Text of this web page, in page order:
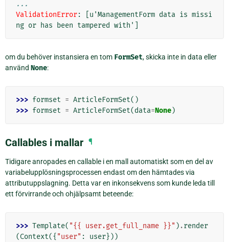
...
ValidationError:
[u'ManagementForm data is missi
ng or has been tampered with']
om du behöver instansiera en tom FormSet, skicka inte in data eller
använd None:
>>> formset = ArticleFormSet()
>>> formset = ArticleFormSet(data=None)
Callables i mallar ¶
Tidigare anropades en callable i en mall automatiskt som en del av
variabelupplösningsprocessen endast om den hämtades via
attributuppslagning. Detta var en inkonsekvens som kunde leda till
ett förvirrande och ohjälpsamt beteende:
>>> Template( "{{ user.get_full_name }}" ) .render
(Context({ "user" : user}))